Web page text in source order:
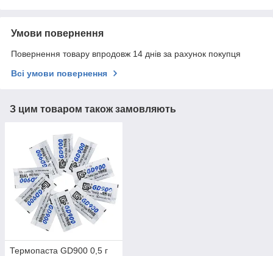
Умови повернення
Повернення товару впродовж 14 днів за рахунок покупця
Всі умови повернення
З цим товаром також замовляють
Термопаста GD900 0,5 г